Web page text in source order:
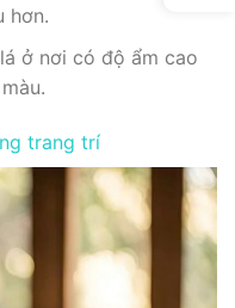
hơn.
ở nơi có độ ẩm cao
trang trí